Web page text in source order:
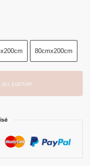
80cmx200cm
panier